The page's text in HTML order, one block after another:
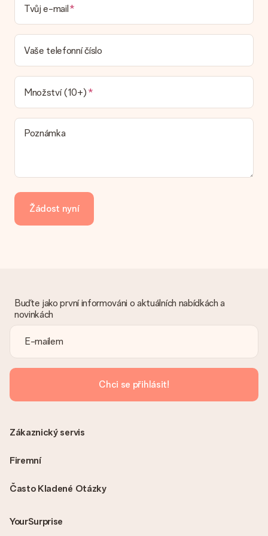
Není možné zvolit konkrétní datum dodání.
Jaká je dodací lhůta a kdy dostávám dárek?
Dodací lhůtu naleznete na stránce produktu. Můžete věřit, že
náš dopravce vám dodá váš dárek.
Jaké možnosti doručení si mohu vybrat?
V současné době není možné zvolit možnost doručení. Dárek,
který chcete objednat, je buď odeslán jako balíček nebo jako
doručování poštovní schránky. Chcete vědět, na kterou
možnost spadá vaše objednávka? Kontaktujte prosím náš
zákaznický servis.
Jak mohu zaplatit objednávku?
kartu, fakturu přes Klarna nebo ruční převod. V případě ručního
převodu platby prosím vezměte v úvahu dodací lhůtu 3 dny
navíc.
vhodné řešení.
Je faktura odeslána spolu s objednávkou?
vždy v potvrzovacím e-mailu a vždy ji najdete ve svém účtu
MySurprise. To znamená, že můžete dar doručit přímo
příjemci, což je opravdovým překvapením!
Tvůj e-mail
Vaše telefonní číslo
Množství (10+)
Poznámka
Žádost nyní
Buďte jako první informováni o aktuálních nabídkách a
novinkách
Chci se přihlásit!
Často Kladené Otázky
YourSurprise
Zákaznický servis
Firemní